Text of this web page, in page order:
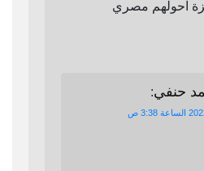
احولهم مصري
حنفي: